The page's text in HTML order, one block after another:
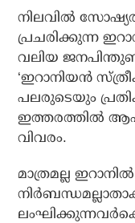
നിലവിൽ
പ്രചരിക്കുന്ന
വലിയ
‘ഇറാനിയന്‍
പലരുടെയും
ഇത്തരത്തില്‍
വിവരം.
മാത്രമല്ല